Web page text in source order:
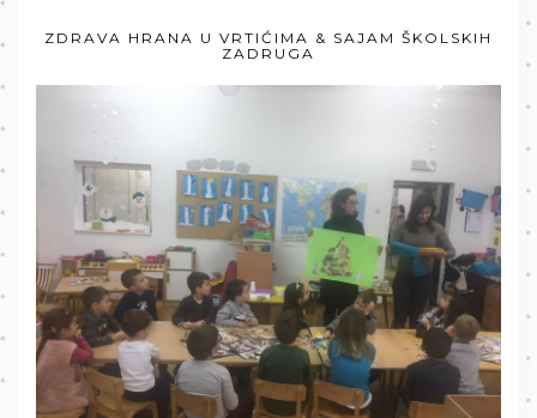
ZDRAVA HRANA U VRTIĆIMA & SAJAM ŠKOLSKIH
ZADRUGA